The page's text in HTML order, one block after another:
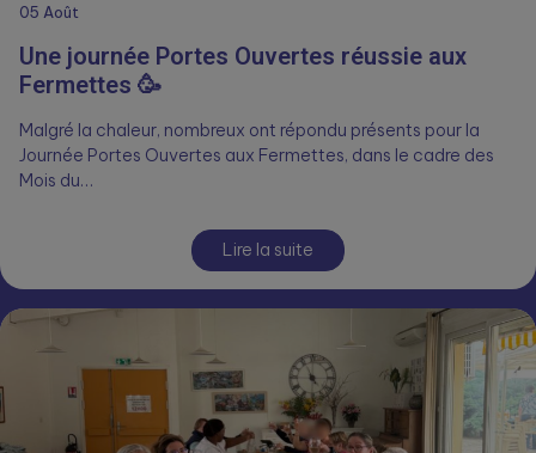
05 Août
Une journée Portes Ouvertes réussie aux
Fermettes 🥳
Malgré la chaleur, nombreux ont répondu présents pour la
Journée Portes Ouvertes aux Fermettes, dans le cadre des
Mois du…
Lire la suite